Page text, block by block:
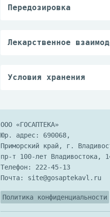
крапивница, зуд.
Передозировка
Лекарственное
эффект кумариновых
Условия хранения
ООО «ГОСАПТЕКА»
Юр. адрес: 690068,
Приморский край, г.
пр-т 100-лет Владивостока,
Телефон: 222-45-13
Почта: site@gosaptekavl.ru
Политика конфиденциальности